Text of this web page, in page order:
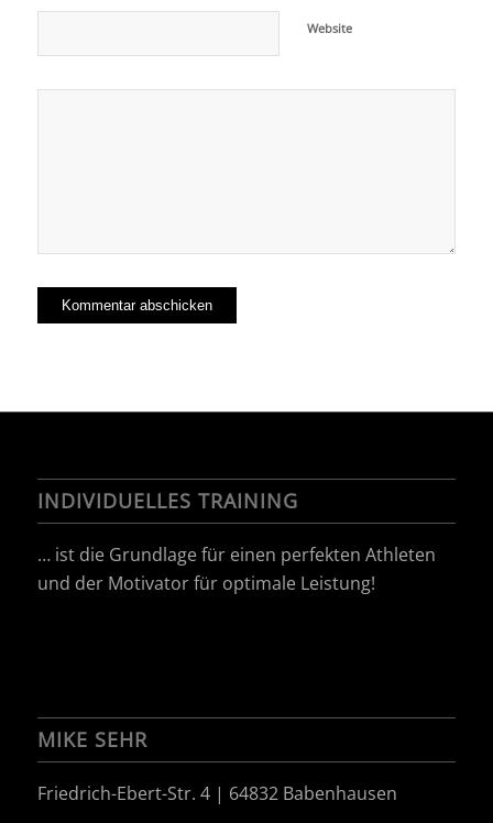
Website
INDIVIDUELLES TRAINING
… ist die Grundlage für einen perfekten Athleten
und der Motivator für optimale Leistung!
MIKE SEHR
Friedrich-Ebert-Str. 4 | 64832 Babenhausen